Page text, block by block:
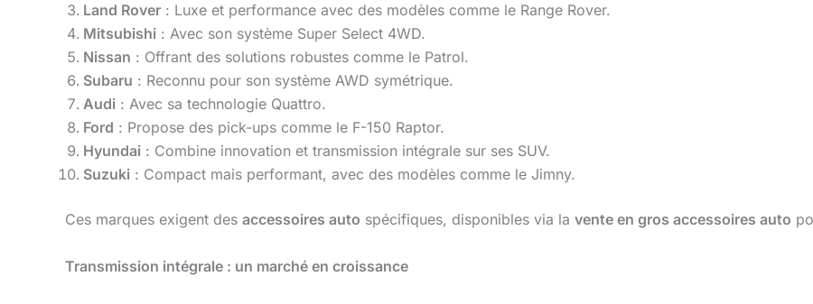
Land Rover : Luxe et performance avec des modèles comme le Range Rover.
Mitsubishi : Avec son système Super Select 4WD.
Nissan : Offrant des solutions robustes comme le Patrol.
Subaru : Reconnu pour son système AWD symétrique.
Audi : Avec sa technologie Quattro.
Ford : Propose des pick-ups comme le F-150 Raptor.
Hyundai : Combine innovation et transmission intégrale sur ses SUV.
Suzuki : Compact mais performant, avec des modèles comme le Jimny.
Ces marques exigent des accessoires auto spécifiques, disponibles via la vente en gros accessoires auto
Transmission intégrale : un marché en croissance